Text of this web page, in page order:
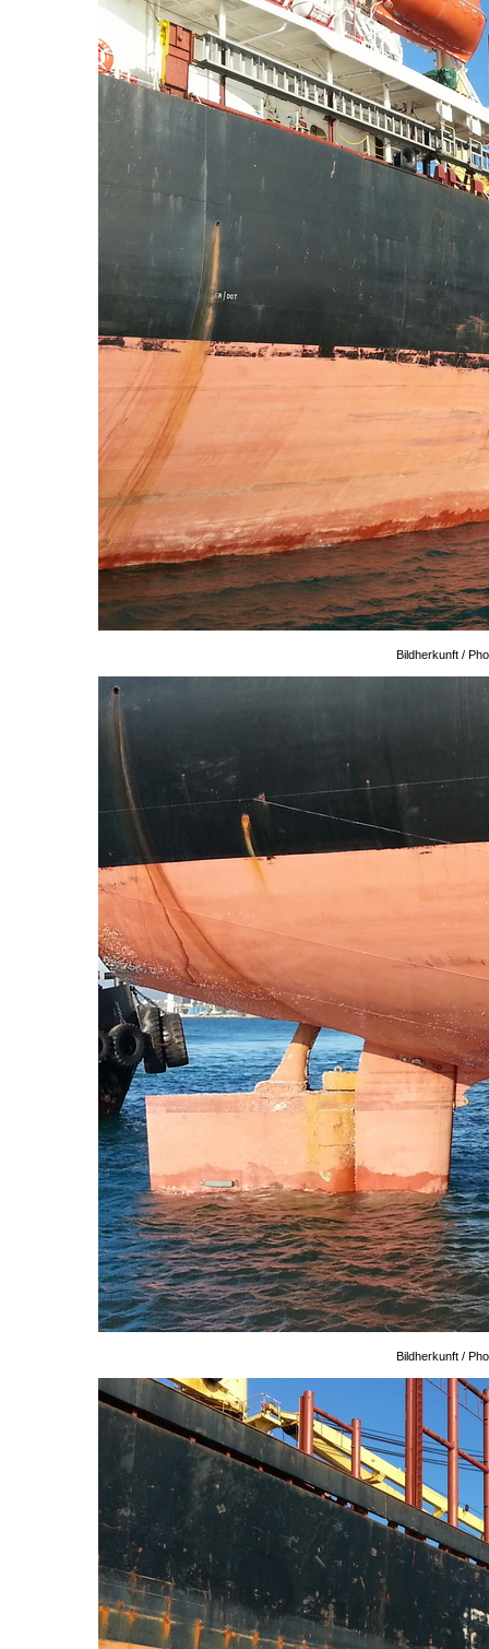
Bildherkunft /
Bildherkunft /